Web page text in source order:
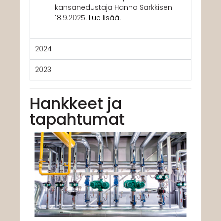
kansanedustaja Hanna Sarkkisen
18.9.2025. Lue lisää.
2024
2023
Hankkeet ja
tapahtumat